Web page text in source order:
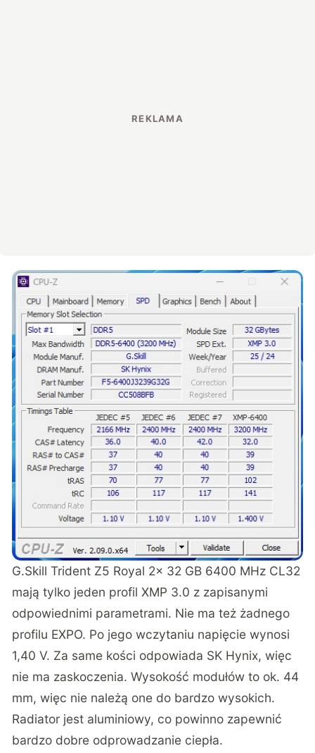
G.Skill Trident Z5 Royal 2x 32 GB 6400 MHz CL32
mają tylko jeden profil XMP 3.0 z zapisanymi
odpowiednimi parametrami. Nie ma też żadnego
profilu EXPO. Po jego wczytaniu napięcie wynosi
1,40 V. Za same kości odpowiada SK Hynix, więc
nie ma zaskoczenia. Wysokość modułów to ok. 44
mm, więc nie należą one do bardzo wysokich.
Radiator jest aluminiowy, co powinno zapewnić
bardzo dobre odprowadzanie ciepła.